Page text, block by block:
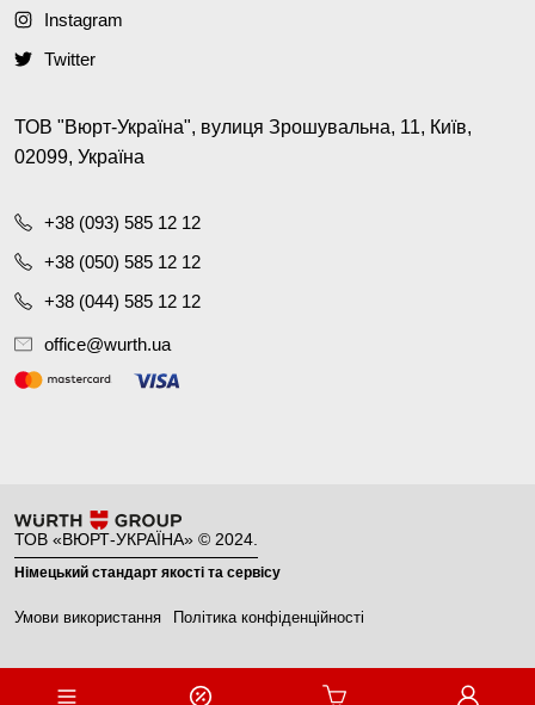
Instagram
Twitter
ТОВ "Вюрт-Україна", вулиця Зрошувальна, 11, Київ,
02099, Україна
+38 (093) 585 12 12
+38 (050) 585 12 12
+38 (044) 585 12 12
office@wurth.ua
ТОВ «ВЮРТ-УКРАЇНА» © 2024.
Німецький стандарт якості та сервісу
Умови використання Політика конфіденційності